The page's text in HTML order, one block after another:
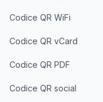
Codice QR WiFi
Codice QR vCard
Codice QR PDF
Codice QR social